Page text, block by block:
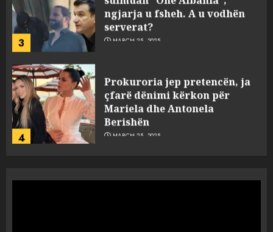
3
ngjarja u fsheh. A u vodhën
serverat?
MARCH 25, 2025
4
Prokuroria jep pretencën, ja
çfarë dënimi kërkon për
Mariela dhe Antonela
Berishën
MARCH 25, 2025